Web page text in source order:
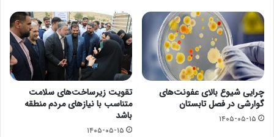
چرایی شیوع بالای عفونت‌های
گوارشی در فصل تابستان
۱۴۰۵-۰۵-۱۵
تقویت زیرساخت‌های سلامت
متناسب با نیازهای مردم منطقه
باشد
۱۴۰۵-۰۵-۱۵